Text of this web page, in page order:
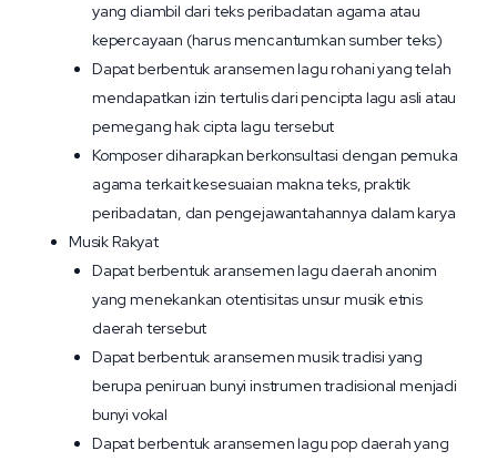
yang diambil dari teks peribadatan agama atau
kepercayaan (harus mencantumkan sumber teks)
Dapat berbentuk aransemen lagu rohani yang telah
mendapatkan izin tertulis dari pencipta lagu asli atau
pemegang hak cipta lagu tersebut
Komposer diharapkan berkonsultasi dengan pemuka
agama terkait kesesuaian makna teks, praktik
peribadatan, dan pengejawantahannya dalam karya
Musik Rakyat
Dapat berbentuk aransemen lagu daerah anonim
yang menekankan otentisitas unsur musik etnis
daerah tersebut
Dapat berbentuk aransemen musik tradisi yang
berupa peniruan bunyi instrumen tradisional menjadi
bunyi vokal
Dapat berbentuk aransemen lagu pop daerah yang